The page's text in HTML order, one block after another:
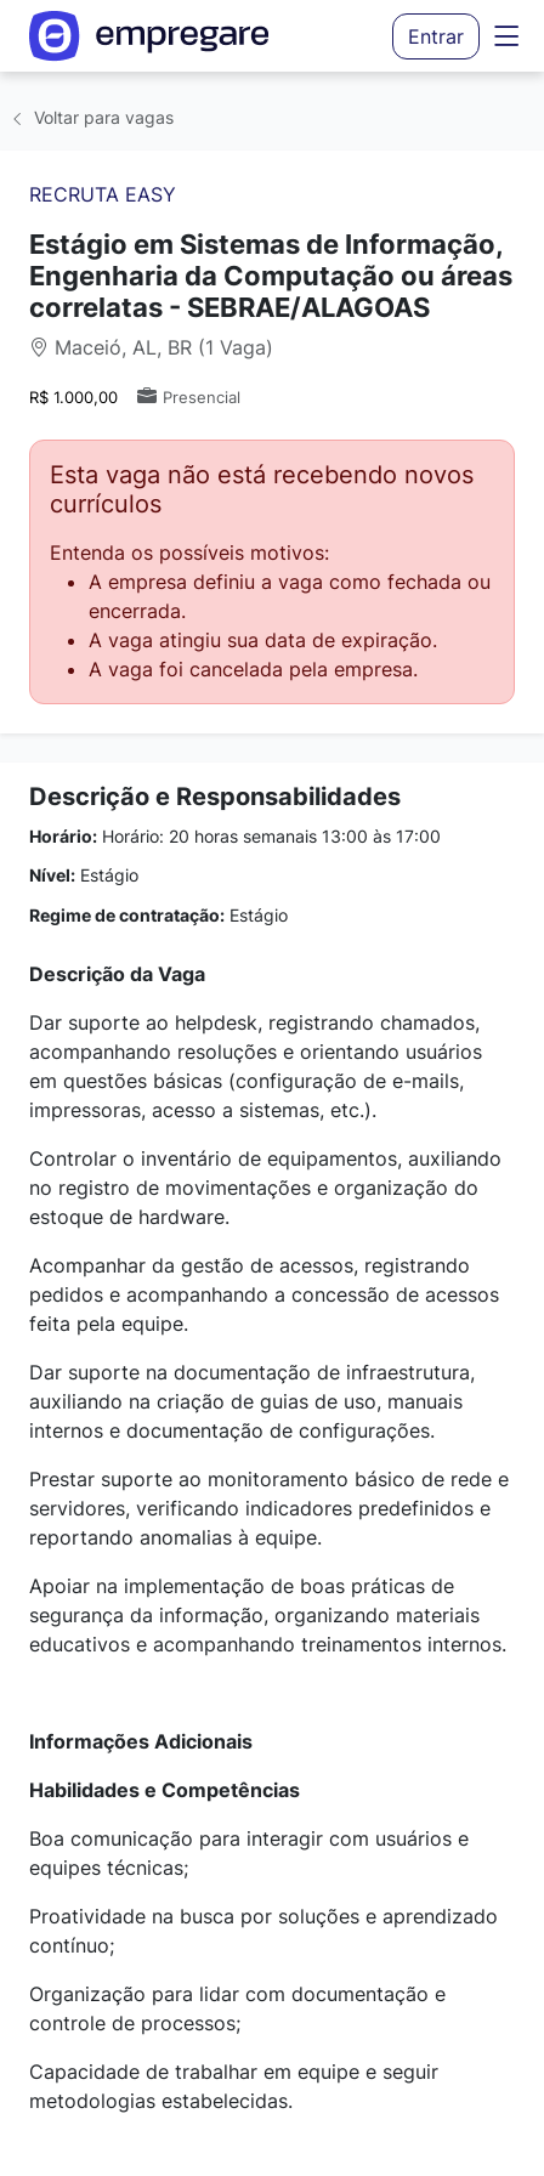
Entrar
Voltar para vagas
RECRUTA EASY
Estágio em Sistemas de Informação,
Engenharia da Computação ou áreas
correlatas - SEBRAE/ALAGOAS
Maceió, AL, BR (1 Vaga)
R$ 1.000,00 Presencial
Esta vaga não está recebendo novos
currículos
Entenda os possíveis motivos:
A empresa definiu a vaga como fechada ou
encerrada.
A vaga atingiu sua data de expiração.
A vaga foi cancelada pela empresa.
Descrição e Responsabilidades
Horário: Horário: 20 horas semanais 13:00 às 17:00
Nível: Estágio
Regime de contratação: Estágio
Descrição da Vaga
Dar suporte ao helpdesk, registrando chamados,
acompanhando resoluções e orientando usuários
em questões básicas (configuração de e-mails,
impressoras, acesso a sistemas, etc.).
Controlar o inventário de equipamentos, auxiliando
no registro de movimentações e organização do
estoque de hardware.
Acompanhar da gestão de acessos, registrando
pedidos e acompanhando a concessão de acessos
feita pela equipe.
Dar suporte na documentação de infraestrutura,
auxiliando na criação de guias de uso, manuais
internos e documentação de configurações.
Prestar suporte ao monitoramento básico de rede e
servidores, verificando indicadores predefinidos e
reportando anomalias à equipe.
Apoiar na implementação de boas práticas de
segurança da informação, organizando materiais
educativos e acompanhando treinamentos internos.
Informações Adicionais
Habilidades e Competências
Boa comunicação para interagir com usuários e
equipes técnicas;
Proatividade na busca por soluções e aprendizado
contínuo;
Organização para lidar com documentação e
controle de processos;
Capacidade de trabalhar em equipe e seguir
metodologias estabelecidas.